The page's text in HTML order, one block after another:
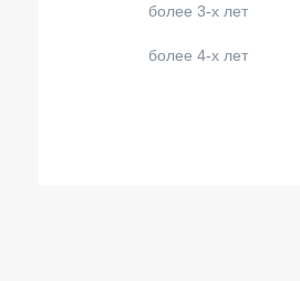
более 3-х лет
более 4-х лет